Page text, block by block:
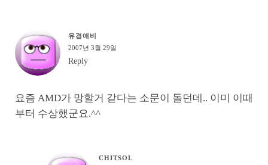
유겸애비
2007년 3월 29일
Reply
요즘 AMD가 망할거 같다는 소문이 돌던데.. 이미 이때
부터 수상했군요.^^
CHITSOL